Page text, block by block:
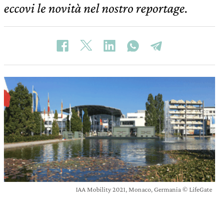
eccovi le novità nel nostro reportage.
IAA Mobility 2021, Monaco, Germania © LifeGate